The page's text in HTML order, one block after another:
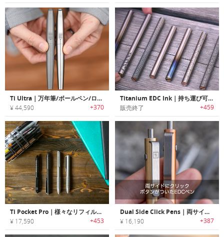
Ti Ultra｜万年筆/ボールペン/ローラーボールペンとして使える3-in-1チタニウムペン「Tiウルトラ」
¥ 44,590 +370
Titanium EDC Ink｜持ち運び可能なチタン製キーホルダーペン「EDC インク」
販売終了 +459
Ti Pocket Pro｜様々なリフィルを使用可能な汎用性に優れたEDCペン「Tiポケットプロ」
¥ 17,590 +453
Dual Side Click Pens｜両サイドにクリックボタンがついたEDCペン
¥ 16,190 +387